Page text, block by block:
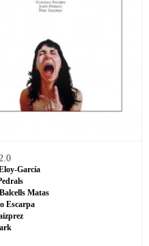
García
Matas
Escarpa